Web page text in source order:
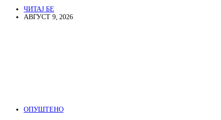
ЧИТАЈ БЕ
АВГУСТ 9, 2026
ОПУШТЕНО